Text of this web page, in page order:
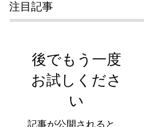
注目記事
後でもう一度
お試しくださ
い
記事が公開されると、